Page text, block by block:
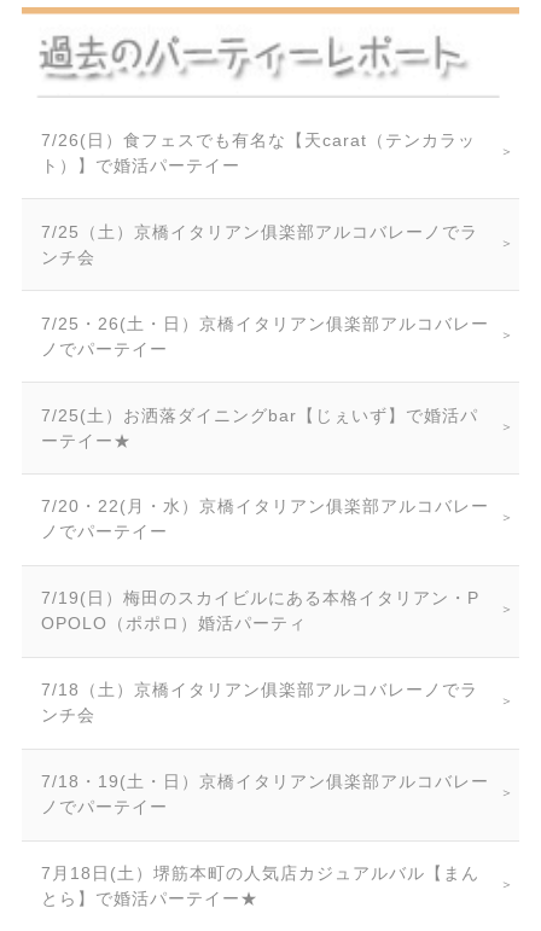
7/26(日）食フェスでも有名な【天carat（テンカラッ
ト）】で婚活パーテイー
7/25（土）京橋イタリアン俱楽部アルコバレーノでラ
ンチ会
7/25・26(土・日）京橋イタリアン俱楽部アルコバレー
ノでパーテイー
7/25(土）お洒落ダイニングbar【じぇいず】で婚活パ
ーテイー★
7/20・22(月・水）京橋イタリアン俱楽部アルコバレー
ノでパーテイー
7/19(日）梅田のスカイビルにある本格イタリアン・P
OPOLO（ポポロ）婚活パーティ
7/18（土）京橋イタリアン俱楽部アルコバレーノでラ
ンチ会
7/18・19(土・日）京橋イタリアン俱楽部アルコバレー
ノでパーテイー
7月18日(土）堺筋本町の人気店カジュアルバル【まん
とら】で婚活パーテイー★